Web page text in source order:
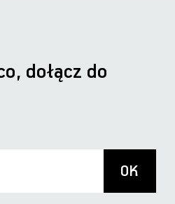
dołącz do